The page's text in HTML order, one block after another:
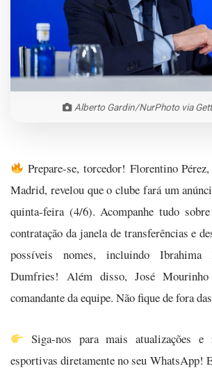
Alberto Gardin/NurPhoto via
Prepare-se, torcedor! Florentino
Madrid, revelou que o clube fará um
quinta-feira (4/6). Acompanhe tudo
contratação da janela de transferências e
possíveis nomes, incluindo Ibrahima
Dumfries! Além disso, José
comandante da equipe. Não fique de fora
Siga-nos para mais atualizações e
esportivas diretamente no seu WhatsApp!